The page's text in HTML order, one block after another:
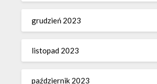
grudzień 2023
listopad 2023
październik 2023